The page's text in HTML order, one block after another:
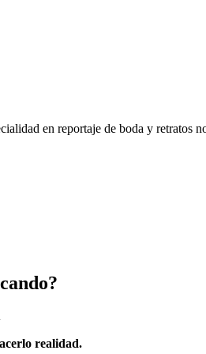
en reportaje de boda y retratos
realidad.